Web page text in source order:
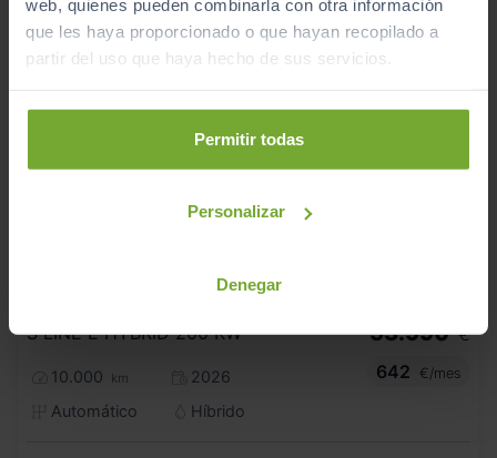
web, quienes pueden combinarla con otra información
que les haya proporcionado o que hayan recopilado a
partir del uso que haya hecho de sus servicios.
Permitir todas
Personalizar
Denegar
- 4.000
S LINE E HYBRID 200 KW
10.000 km
2026
Automático
Híbrido
53.990 €
642
€/mes